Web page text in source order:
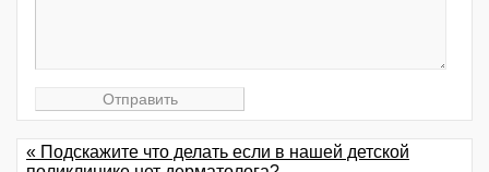
« Подскажите что делать если в нашей детской